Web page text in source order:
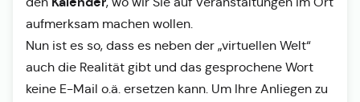
aufmerksam machen wollen.
Nun ist es so, dass es neben der „virtuellen Welt“
auch die Realität gibt und das gesprochene Wort
keine E-Mail o.ä. ersetzen kann. Um Ihre Anliegen zu